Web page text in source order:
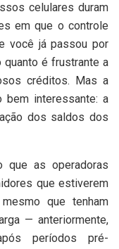
celulares duram
em que o controle
você já passou por
é frustrante a
créditos. Mas a
bem interessante: a
dos saldos dos
que as operadoras
que estiverem
que tenham
— anteriormente,
períodos pré-